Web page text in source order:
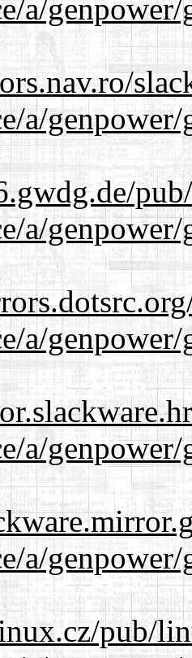
a/
a/
a/
a/
a/
a/
pub/